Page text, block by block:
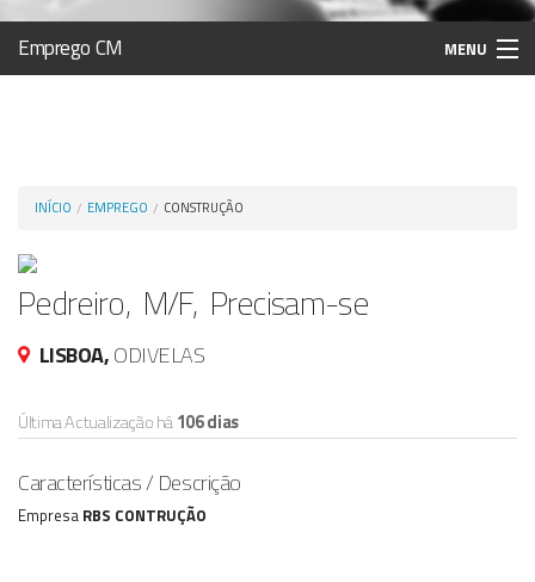
Emprego CM MENU
INÍCIO EMPREGO CONSTRUÇÃO
Pedreiro, M/F, Precisam-se
LISBOA,ODIVELAS
Última Actualização há106 dias
Características / Descrição
Empresa RBS CONTRUÇÃO